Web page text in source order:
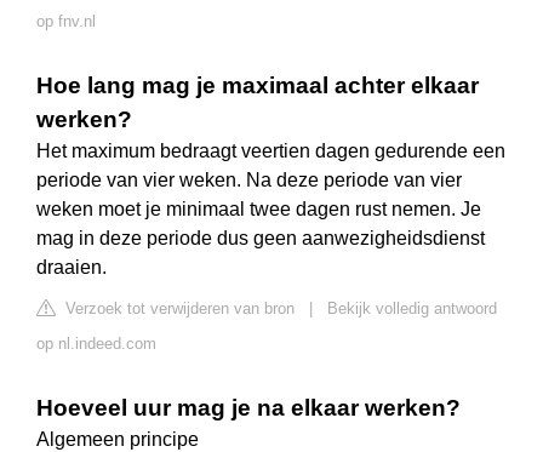
op fnv.nl
Hoe lang mag je maximaal achter elkaar
werken?
Het maximum bedraagt veertien dagen gedurende een
periode van vier weken. Na deze periode van vier
weken moet je minimaal twee dagen rust nemen. Je
mag in deze periode dus geen aanwezigheidsdienst
draaien.
Verzoek tot verwijderen van bron
Bekijk volledig antwoord
op nl.indeed.com
Hoeveel uur mag je na elkaar werken?
Algemeen principe